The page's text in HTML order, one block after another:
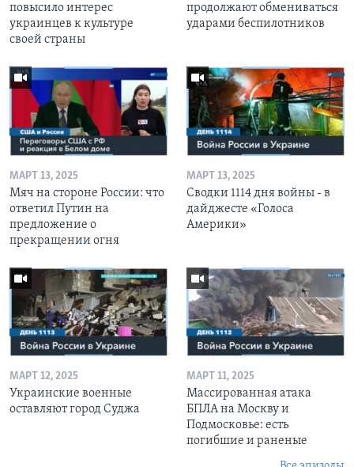
повысило интерес
украинцев к культуре
своей страны
продолжают обмениваться
ударами беспилотников
МАРТ 13, 2025
Мяч на стороне России: что
ответил Путин на
предложение о
прекращении огня
МАРТ 13, 2025
Сводки 1114 дня войны - в
дайджесте «Голоса
Америки»
МАРТ 12, 2025
Украинские военные
оставляют город Суджа
МАРТ 11, 2025
Массированная атака
БПЛА на Москву и
Подмосковье: есть
погибшие и раненые